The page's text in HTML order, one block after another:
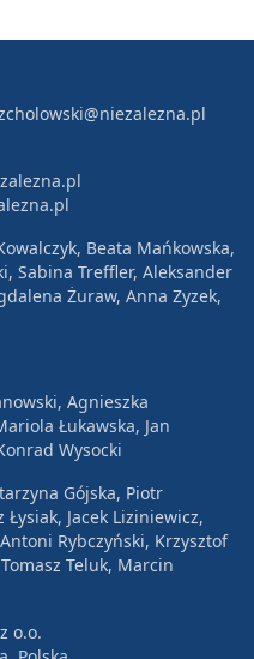
Beata Mańkowska,
Sabina Treffler, Aleksander
Żuraw, Anna Zyzek,
Agnieszka
Łukawska, Jan
Wysocki
Gójska, Piotr
Łysiak, Jacek Liziniewicz,
Rybczyński, Krzysztof
Teluk, Marcin
o.o.